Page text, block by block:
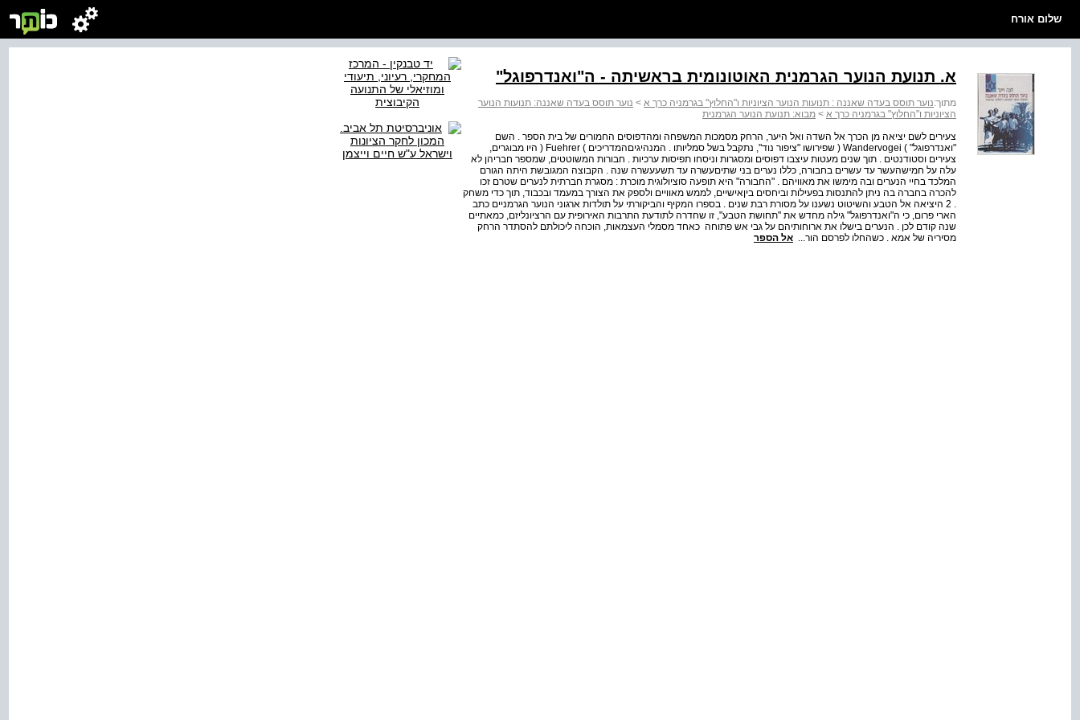
שלום אורח
א. תנועת הנוער הגרמנית האוטונומית בראשיתה - ה"ואנדרפוגל"
מתוך:נוער תוסס בעדה שאננה : תנועות הנוער הציוניות ו"החלוץ" בגרמניה כרך א > נוער תוסס בעדה שאננה: תנועות הנוער
הציוניות ו"החלוץ" בגרמניה כרך א > מבוא: תנועת הנוער הגרמנית
צעירים לשם יציאה מן הכרך אל השדה ואל היער, הרחק מסמכות המשפחה ומהדפוסים החמורים של בית הספר . השם
"ואנדרפוגל" ) Wandervogei ( שפירושו "ציפור נוד", נתקבל בשל סמליותו . המנהיגים­המדריכים ) Fuehrer ( היו מבוגרים,
צעירים וסטודנטים . תוך שנים מעטות עיצבו דפוסים ומסגרות וניסחו תפיסות ערכיות . חבורות המשוטטים, שמספר חבריהן לא
עלה על חמישה­עשר עד עשרים בחבורה, כללו נערים בני שתים­עשרה עד תשע­עשרה שנה . הקבוצה המגובשת היתה הגורם
המלכד בחיי הנערים ובה מימשו את מאוויהם . "החבורה" היא תופעה סוציולוגית מוכרת : מסגרת חברתית לנערים שטרם זכו
להכרה בחברה בה ניתן להתנסות בפעילות וביחסים בין­אישיים, לממש מאוויים ולספק את הצורך במעמד ובכבוד, תוך כדי משחק
. 2 היציאה אל הטבע והשיטוט נשענו על מסורת רבת שנים . בספרו המקיף והביקורתי על תולדות ארגוני הנוער הגרמניים כתב
הארי פרום, כי ה"ואנדרפוגל" גילה מחדש את "תחושת הטבע", זו שחדרה לתודעת התרבות האירופית עם הרציונליזם, כמאתיים
שנה קודם לכן . הנערים בישלו את ארוחותיהם על גבי אש פתוחה ­ כאחד מסמלי העצמאות, הוכחה ליכולתם להסתדר הרחק
מסיריה של אמא . כשהחלו לפרסם הור... אל הספר